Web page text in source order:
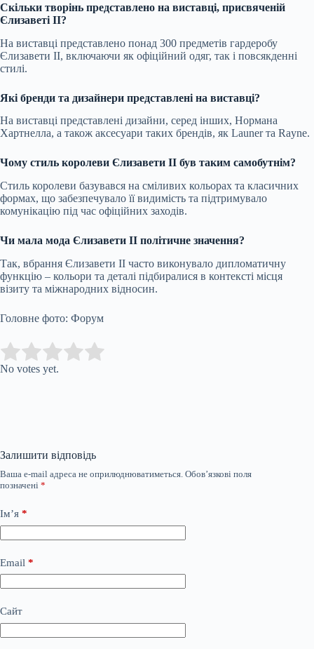
Скільки творінь представлено на виставці, присвяченій
Єлизаветі II?
На виставці представлено понад 300 предметів гардеробу
Єлизавети II, включаючи як офіційний одяг, так і повсякденні
стилі.
Які бренди та дизайнери представлені на виставці?
На виставці представлені дизайни, серед інших, Нормана
Хартнелла, а також аксесуари таких брендів, як Launer та Rayne.
Чому стиль королеви Єлизавети II був таким самобутнім?
Стиль королеви базувався на сміливих кольорах та класичних
формах, що забезпечувало її видимість та підтримувало
комунікацію під час офіційних заходів.
Чи мала мода Єлизавети II політичне значення?
Так, вбрання Єлизавети II часто виконувало дипломатичну
функцію – кольори та деталі підбиралися в контексті місця
візиту та міжнародних відносин.
Головне фото: Форум
Rate this item:
No votes yet.
Залишити відповідь
Ваша e-mail адреса не оприлюднюватиметься. Обов’язкові поля
позначені *
Ім’я *
Email *
Сайт